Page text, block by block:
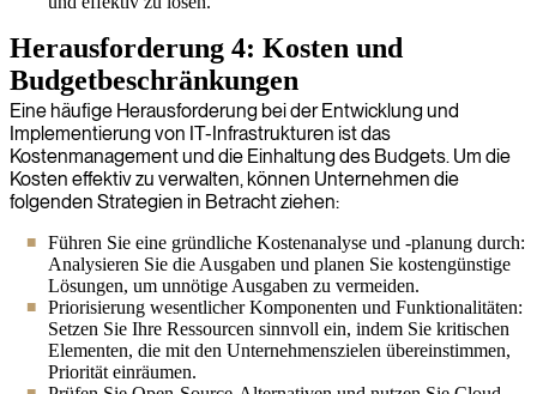
Herausforderung 4: Kosten und
Budgetbeschränkungen
Eine häufige Herausforderung bei der Entwicklung und
Implementierung von IT-Infrastrukturen ist das
Kostenmanagement und die Einhaltung des Budgets. Um die
Kosten effektiv zu verwalten, können Unternehmen die
folgenden Strategien in Betracht ziehen:
Führen Sie eine gründliche Kostenanalyse und -planung durch:
Analysieren Sie die Ausgaben und planen Sie kostengünstige
Lösungen, um unnötige Ausgaben zu vermeiden.
Priorisierung wesentlicher Komponenten und Funktionalitäten:
Setzen Sie Ihre Ressourcen sinnvoll ein, indem Sie kritischen
Elementen, die mit den Unternehmenszielen übereinstimmen,
Priorität einräumen.